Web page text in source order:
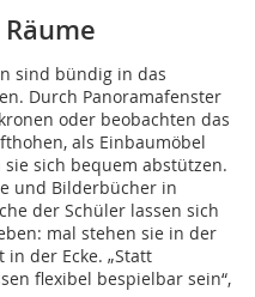
sind bündig in das
Durch Panoramafenster
oder beobachten das
als Einbaumöbel
sich bequem abstützen.
und Bilderbücher in
der Schüler lassen sich
mal stehen sie in der
in der Ecke. „Statt
flexibel bespielbar sein“,